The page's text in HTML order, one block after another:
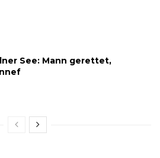
See: Mann gerettet,